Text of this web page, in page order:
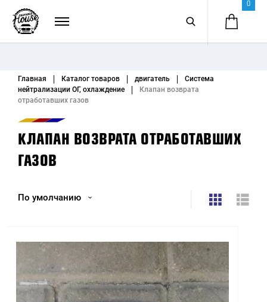
0
Главная Каталог товаров двигатель
Система
нейтрализации ОГ, охлаждение
Клапан возврата
отработавших газов
КЛАПАН ВОЗВРАТА ОТРАБОТАВШИХ
ГАЗОВ
По умолчанию
Название (А - Я)
Название (Я - А)
Цена (низкая > высокая)